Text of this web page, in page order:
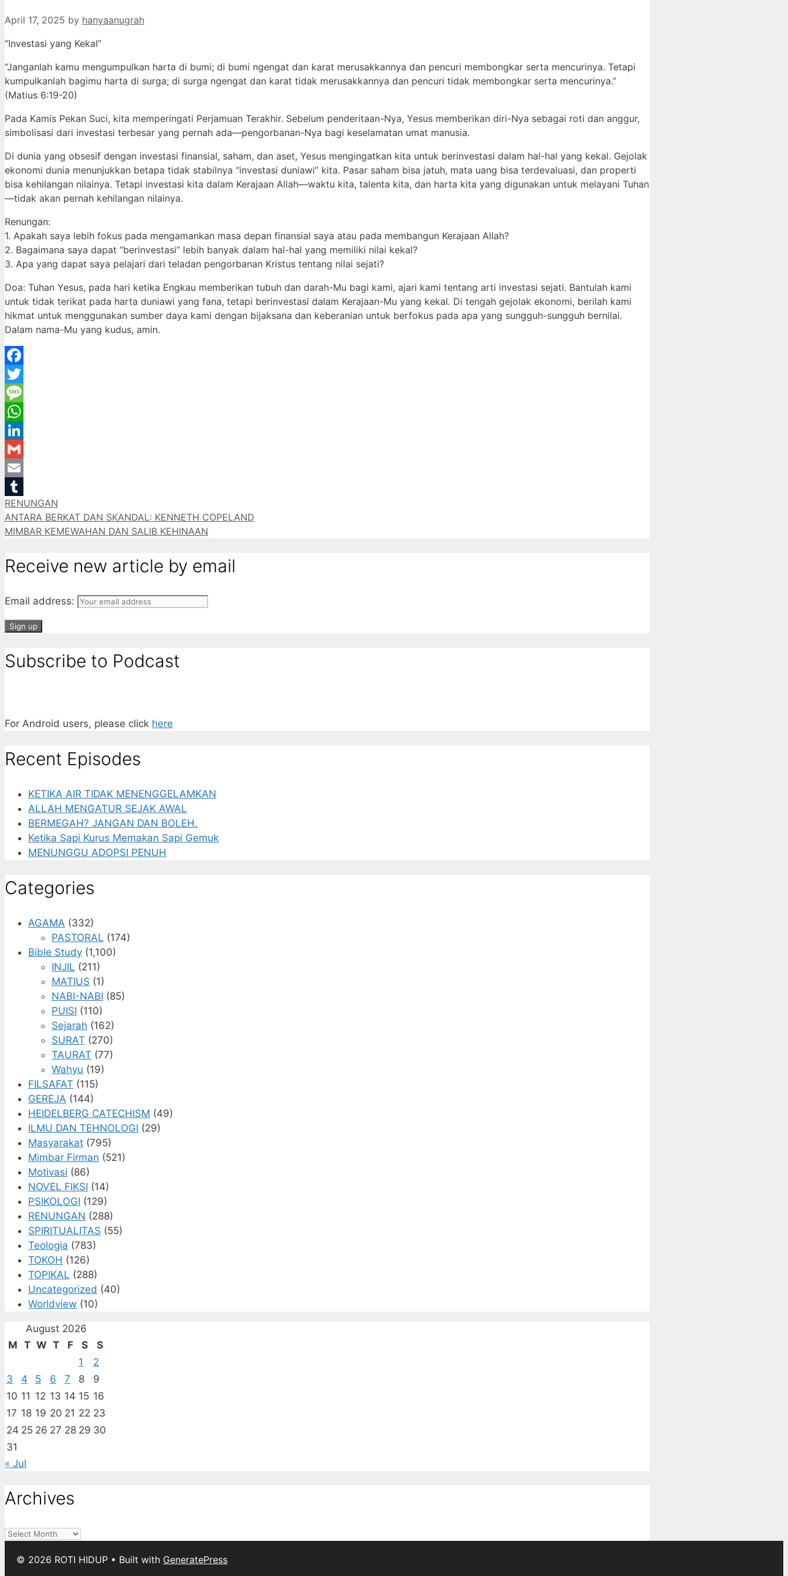
April 17, 2025 by hanyaanugrah
“Investasi yang Kekal”
“Janganlah kamu mengumpulkan harta di bumi; di bumi ngengat dan karat merusakkannya dan pencuri membongkar serta mencurinya. Tetapi
kumpulkanlah bagimu harta di surga; di surga ngengat dan karat tidak merusakkannya dan pencuri tidak membongkar serta mencurinya.”
(Matius 6:19-20)
Pada Kamis Pekan Suci, kita memperingati Perjamuan Terakhir. Sebelum penderitaan-Nya, Yesus memberikan diri-Nya sebagai roti dan anggur,
simbolisasi dari investasi terbesar yang pernah ada—pengorbanan-Nya bagi keselamatan umat manusia.
Di dunia yang obsesif dengan investasi finansial, saham, dan aset, Yesus mengingatkan kita untuk berinvestasi dalam hal-hal yang kekal. Gejolak
ekonomi dunia menunjukkan betapa tidak stabilnya “investasi duniawi” kita. Pasar saham bisa jatuh, mata uang bisa terdevaluasi, dan properti
bisa kehilangan nilainya. Tetapi investasi kita dalam Kerajaan Allah—waktu kita, talenta kita, dan harta kita yang digunakan untuk melayani Tuhan
—tidak akan pernah kehilangan nilainya.
Renungan:
1. Apakah saya lebih fokus pada mengamankan masa depan finansial saya atau pada membangun Kerajaan Allah?
2. Bagaimana saya dapat “berinvestasi” lebih banyak dalam hal-hal yang memiliki nilai kekal?
3. Apa yang dapat saya pelajari dari teladan pengorbanan Kristus tentang nilai sejati?
Doa: Tuhan Yesus, pada hari ketika Engkau memberikan tubuh dan darah-Mu bagi kami, ajari kami tentang arti investasi sejati. Bantulah kami
untuk tidak terikat pada harta duniawi yang fana, tetapi berinvestasi dalam Kerajaan-Mu yang kekal. Di tengah gejolak ekonomi, berilah kami
hikmat untuk menggunakan sumber daya kami dengan bijaksana dan keberanian untuk berfokus pada apa yang sungguh-sungguh bernilai.
Dalam nama-Mu yang kudus, amin.
Facebook
Twitter
Message
WhatsApp
LinkedIn
Gmail
Email
Tumblr
Categories
RENUNGAN
ANTARA BERKAT DAN SKANDAL: KENNETH COPELAND
MIMBAR KEMEWAHAN DAN SALIB KEHINAAN
Receive new article by email
Email address:
Subscribe to Podcast
For Android users, please click here
Recent Episodes
KETIKA AIR TIDAK MENENGGELAMKAN
ALLAH MENGATUR SEJAK AWAL
BERMEGAH? JANGAN DAN BOLEH.
Ketika Sapi Kurus Memakan Sapi Gemuk
MENUNGGU ADOPSI PENUH
Categories
AGAMA (332)
PASTORAL (174)
Bible Study (1,100)
INJIL (211)
MATIUS (1)
NABI-NABI (85)
PUISI (110)
Sejarah (162)
SURAT (270)
TAURAT (77)
Wahyu (19)
FILSAFAT (115)
GEREJA (144)
HEIDELBERG CATECHISM (49)
ILMU DAN TEHNOLOGI (29)
Masyarakat (795)
Mimbar Firman (521)
Motivasi (86)
NOVEL FIKSI (14)
PSIKOLOGI (129)
RENUNGAN (288)
SPIRITUALITAS (55)
Teologia (783)
TOKOH (126)
TOPIKAL (288)
Uncategorized (40)
Worldview (10)
August 2026
M T W T F S
S
1
2
3
4 5 6 7 8
9
10 11 12 13 14 15 16
17 18 19 20 21 22 23
24 25 26 27 28 29 30
31
« Jul
Archives
Archives
© 2026 ROTI HIDUP • Built with GeneratePress